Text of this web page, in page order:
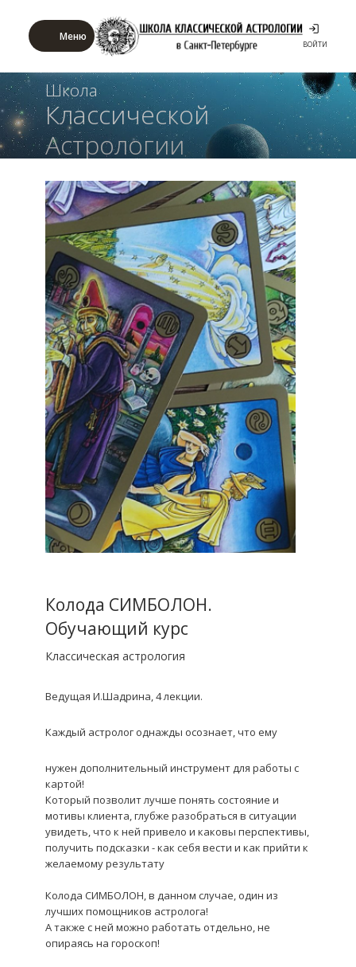
Меню
ВОЙТИ
Школа
Классической
Астрологии
Колода СИМБОЛОН.
Обучающий курс
Классическая астрология
Ведущая И.Шадрина, 4 лекции.
Каждый астролог однажды осознает, что ему
нужен дополнительный инструмент для работы с
картой!
Который позволит лучше понять состояние и
мотивы клиента, глубже разобраться в ситуации
увидеть, что к ней привело и каковы перспективы,
получить подсказки - как себя вести и как прийти к
желаемому результату
Колода СИМБОЛОН, в данном случае, один из
лучших помощников астролога!
А также с ней можно работать отдельно, не
опираясь на гороскоп!